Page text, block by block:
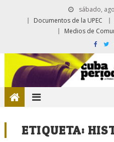
sábado,
Documentos de la UPEC
Medios de
ETIQUETA: